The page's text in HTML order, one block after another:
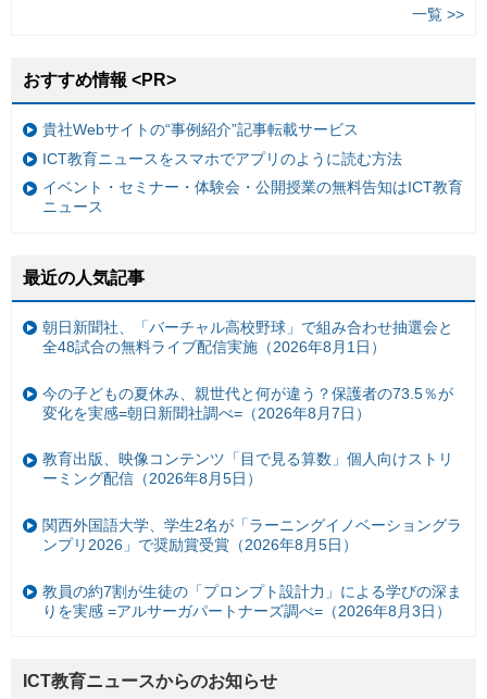
一覧 >>
おすすめ情報 <PR>
貴社Webサイトの“事例紹介”記事転載サービス
ICT教育ニュースをスマホでアプリのように読む方法
イベント・セミナー・体験会・公開授業の無料告知はICT教育
ニュース
最近の人気記事
朝日新聞社、「バーチャル高校野球」で組み合わせ抽選会と
全48試合の無料ライブ配信実施（2026年8月1日）
今の子どもの夏休み、親世代と何が違う？保護者の73.5％が
変化を実感=朝日新聞社調べ=（2026年8月7日）
教育出版、映像コンテンツ「目で見る算数」個人向けストリ
ーミング配信（2026年8月5日）
関西外国語大学、学生2名が「ラーニングイノベーショングラ
ンプリ2026」で奨励賞受賞（2026年8月5日）
教員の約7割が生徒の「プロンプト設計力」による学びの深ま
りを実感 =アルサーガパートナーズ調べ=（2026年8月3日）
ICT教育ニュースからのお知らせ